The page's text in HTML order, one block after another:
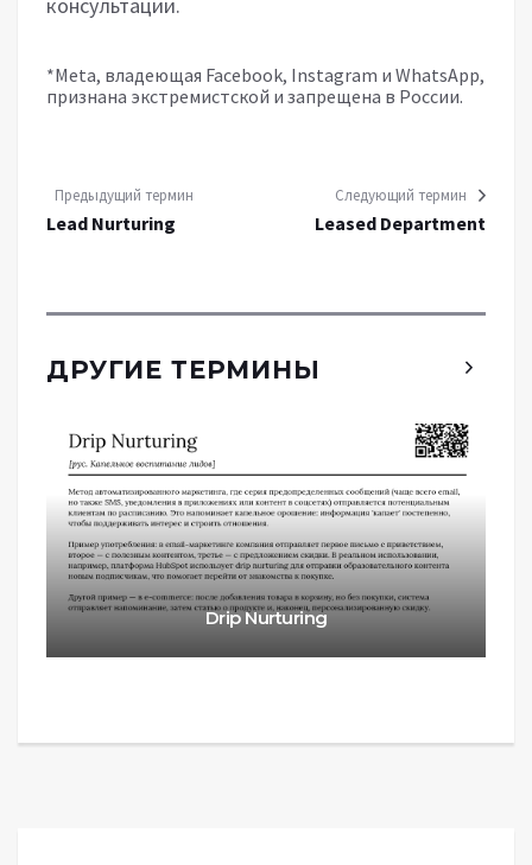
консультации.
*Meta, владеющая Facebook, Instagram и WhatsApp,
признана экстремистской и запрещена в России.
Предыдущий термин
Lead Nurturing
Следующий термин
Leased Department
ДРУГИЕ ТЕРМИНЫ
Drip Nurturing